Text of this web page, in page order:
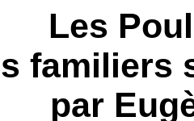
Les
familiers
par